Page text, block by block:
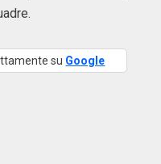
su Google